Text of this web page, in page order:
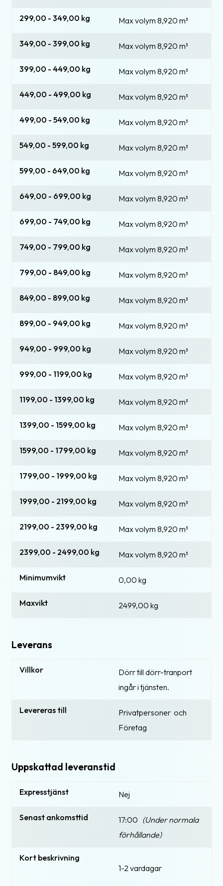
299,00 - 349,00 kg Max volym 8,920 m³
349,00 - 399,00 kg Max volym 8,920 m³
399,00 - 449,00 kg Max volym 8,920 m³
449,00 - 499,00 kg Max volym 8,920 m³
499,00 - 549,00 kg Max volym 8,920 m³
549,00 - 599,00 kg Max volym 8,920 m³
599,00 - 649,00 kg Max volym 8,920 m³
649,00 - 699,00 kg Max volym 8,920 m³
699,00 - 749,00 kg Max volym 8,920 m³
749,00 - 799,00 kg Max volym 8,920 m³
799,00 - 849,00 kg Max volym 8,920 m³
849,00 - 899,00 kg Max volym 8,920 m³
899,00 - 949,00 kg Max volym 8,920 m³
949,00 - 999,00 kg Max volym 8,920 m³
999,00 - 1199,00 kg Max volym 8,920 m³
1199,00 - 1399,00 kg Max volym 8,920 m³
1399,00 - 1599,00 kg Max volym 8,920 m³
1599,00 - 1799,00 kg Max volym 8,920 m³
1799,00 - 1999,00 kg Max volym 8,920 m³
1999,00 - 2199,00 kg Max volym 8,920 m³
2199,00 - 2399,00 kg Max volym 8,920 m³
2399,00 - 2499,00 kg Max volym 8,920 m³
Minimumvikt 0,00 kg
Maxvikt 2499,00 kg
Leverans
Villkor
Dörr till dörr-tranport
ingår i tjänsten.
Levereras till
Privatpersoner och
Företag
Uppskattad leveranstid
Expresstjänst Nej
Senast ankomsttid 17:00 (Under normala
förhållande)
Kort beskrivning
1-2 vardagar